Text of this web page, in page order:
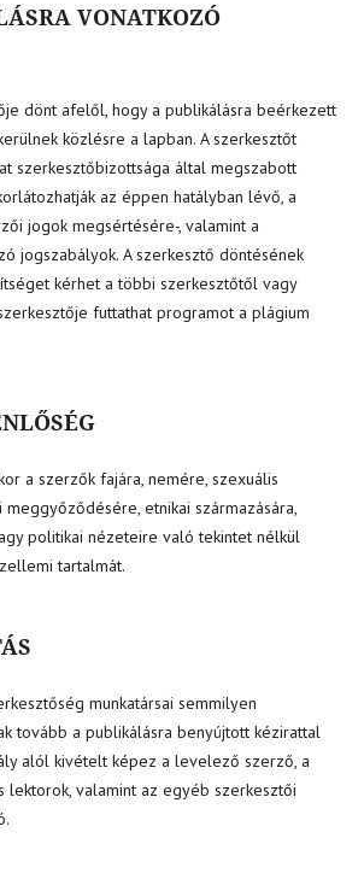
VONATKOZÓ
dönt afelől, hogy a publikálásra beérkezett
közlésre a lapban. A szerkesztőt
szerkesztőbizottsága által megszabott
az éppen hatályban lévő, a
jogok megsértésére-, valamint a
jogszabályok. A szerkesztő döntésének
kérhet a többi szerkesztőtől vagy
futtathat programot a plágium
a szerzők fajára, nemére, szexuális
meggyőződésére, etnikai származására,
politikai nézeteire való tekintet nélkül
tartalmát.
munkatársai semmilyen
tovább a publikálásra benyújtott kézirattal
alól kivételt képez a levelező szerző, a
lektorok, valamint az egyéb szerkesztői